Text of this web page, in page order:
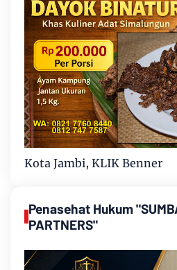
Kota Jambi, KLIK Benner
Penasehat Hukum
PARTNERS"